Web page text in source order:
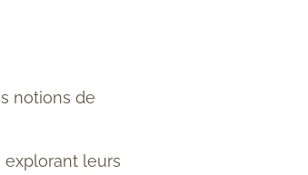
notions de
explorant leurs